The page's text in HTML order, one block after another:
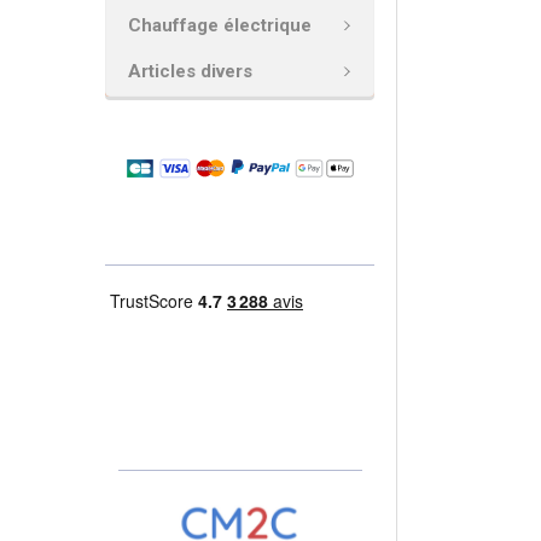
Chauffage électrique
Articles divers